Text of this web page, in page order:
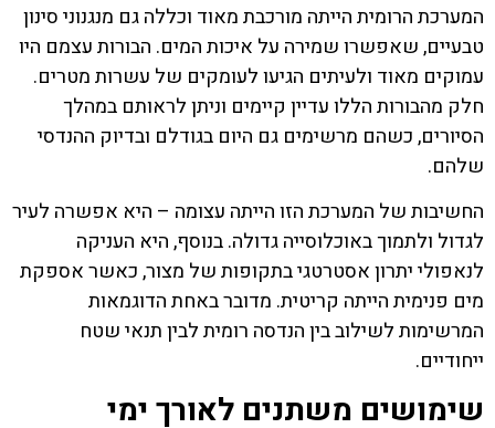
המערכת הרומית הייתה מורכבת מאוד וכללה גם מנגנוני סינון
טבעיים, שאפשרו שמירה על איכות המים. הבורות עצמם היו
עמוקים מאוד ולעיתים הגיעו לעומקים של עשרות מטרים.
חלק מהבורות הללו עדיין קיימים וניתן לראותם במהלך
הסיורים, כשהם מרשימים גם היום בגודלם ובדיוק ההנדסי
שלהם.
החשיבות של המערכת הזו הייתה עצומה – היא אפשרה לעיר
לגדול ולתמוך באוכלוסייה גדולה. בנוסף, היא העניקה
לנאפולי יתרון אסטרטגי בתקופות של מצור, כאשר אספקת
מים פנימית הייתה קריטית. מדובר באחת הדוגמאות
המרשימות לשילוב בין הנדסה רומית לבין תנאי שטח
ייחודיים.
שימושים משתנים לאורך ימי